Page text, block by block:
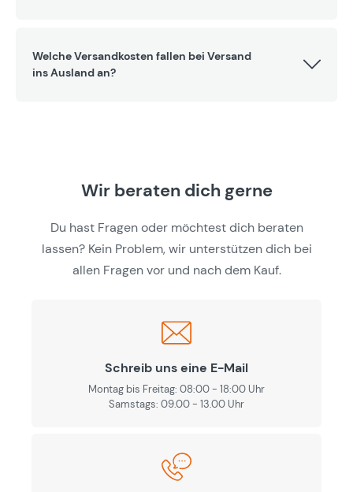
Welche Versandkosten fallen bei Versand
ins Ausland an?
Wir beraten dich gerne
Du hast Fragen oder möchtest dich beraten
lassen? Kein Problem, wir unterstützen dich bei
allen Fragen vor und nach dem Kauf.
Schreib uns eine E-Mail
Montag bis Freitag: 08:00 - 18:00 Uhr
Samstags: 09.00 - 13.00 Uhr